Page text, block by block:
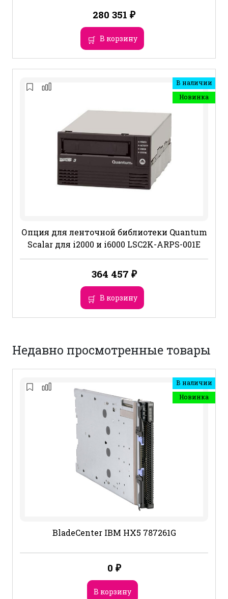
280 351 ₽
В корзину
В наличии
Новинка
Опция для ленточной библиотеки Quantum
Scalar для i2000 и i6000 LSC2K-ARPS-001E
364 457 ₽
В корзину
Недавно просмотренные товары
В наличии
Новинка
BladeCenter IBM HX5 787261G
0 ₽
В корзину